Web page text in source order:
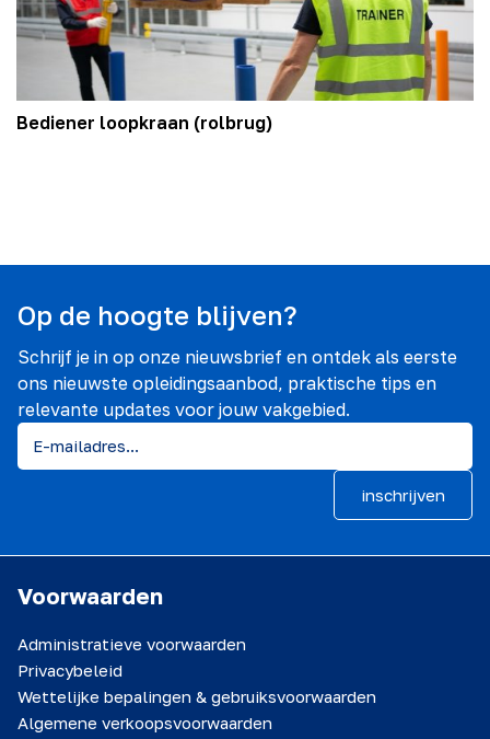
Bediener loopkraan (rolbrug)
Op de hoogte blijven?
Schrijf je in op onze nieuwsbrief en ontdek als eerste
ons nieuwste opleidingsaanbod, praktische tips en
relevante updates voor jouw vakgebied.
inschrijven
Voorwaarden
Administratieve voorwaarden
Privacybeleid
Wettelijke bepalingen & gebruiksvoorwaarden
Algemene verkoopsvoorwaarden